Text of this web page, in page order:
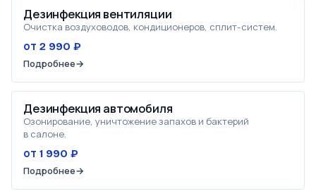
Дезинфекция вентиляции
Очистка воздуховодов, кондиционеров, сплит-систем.
от 2 990 ₽
Подробнее→
Дезинфекция автомобиля
Озонирование, уничтожение запахов и бактерий
в салоне.
от 1 990 ₽
Подробнее→